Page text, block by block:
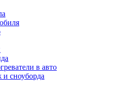
в авто
сноуборда